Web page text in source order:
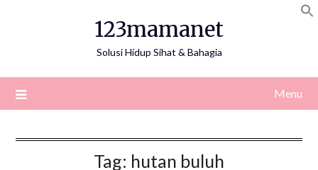
123mamanet
Solusi Hidup Sihat & Bahagia
Menu
Tag: hutan buluh